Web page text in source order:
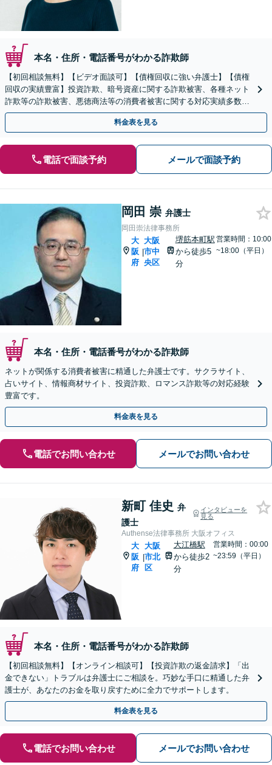
本名・住所・電話番号がわかる詐欺師
【初回相談無料】【ビデオ面談可】【債権回収に強い弁護士】【債権
回収の実績豊富】投資詐欺、暗号資産に関する詐欺被害、各種ネット
詐欺等の詐欺被害、悪徳商法等の消費者被害に関する対応実績多数
【バリアフリー】【完全個室対応】
料金表を見る
電話で面談予約 メールで面談予約
岡田 崇 弁護士
岡田崇法律事務所
大
阪
府
|
大阪
市中
央区
堺筋本町駅
から徒歩5
分
営業時間：10:00
~18:00（平日）
本名・住所・電話番号がわかる詐欺師
ネットが関係する消費者被害に精通した弁護士です。サクラサイト、
占いサイト、情報商材サイト、投資詐欺、ロマンス詐欺等の対応経験
豊富です。
料金表を見る
電話でお問い合わせ メールでお問い合わせ
新町 佳史 弁
護士
インタビューを
見る
Authense法律事務所 大阪オフィス
大
阪
府
|
大阪
市北
区
大江橋駅
から徒歩2
分
営業時間：00:00
~23:59（平日）
本名・住所・電話番号がわかる詐欺師
【初回相談無料】【オンライン相談可】【投資詐欺の返金請求】「出
金できない」トラブルは弁護士にご相談を。巧妙な手口に精通した弁
護士が、あなたのお金を取り戻すために全力でサポートします。
料金表を見る
電話でお問い合わせ メールでお問い合わせ